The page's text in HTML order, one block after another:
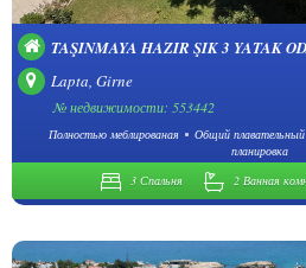
TAŞINMAYA HAZIR ŞIK 3 YATAK
Lapta, Girne
№ недвижимости: 553442
Полностью меблированая Общий плавательный
планировка
3 Спальня
2 Ванная